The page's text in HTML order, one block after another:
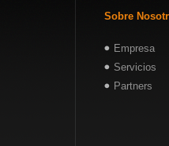
Sobre
Empresa
Servicios
Partners